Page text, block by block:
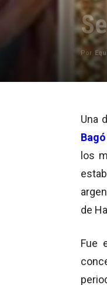
Por
Una
Bagó
los
de
Fue